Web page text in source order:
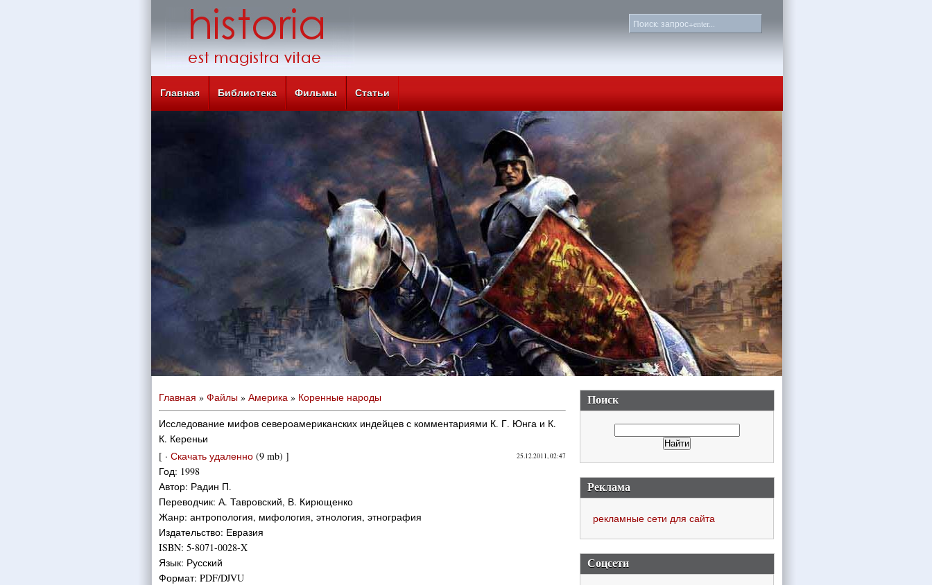
Главная Библиотека Фильмы Статьи
Главная » Файлы » Америка » Коренные народы
Исследование мифов североамериканских индейцев с комментариями К. Г. Юнга и К.
К. Кереньи
[ · Скачать удаленно (9 mb) ] 25.12.2011, 02:47
Год: 1998
Автор: Радин П.
Переводчик: А. Тавровский, В. Кирющенко
Жанр: антропология, мифология, этнология, этнография
Издательство: Евразия
ISBN: 5-8071-0028-X
Язык: Русский
Формат: PDF/DJVU
Поиск
Реклама
рекламные сети для сайта
Соцсети